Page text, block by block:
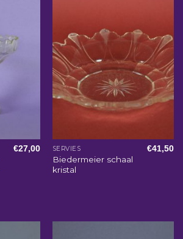
€27,00 SERVIES
Biedermeier schaal
kristal
€41,50